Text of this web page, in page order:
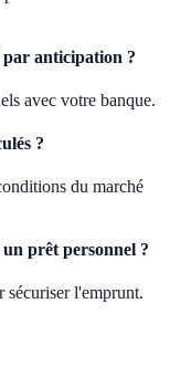
anticipation ?
avec votre banque.
?
du marché
prêt personnel ?
sécuriser l'emprunt.